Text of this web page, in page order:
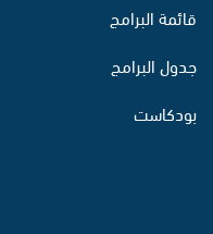
قائمة البرامج
جدول البرامج
بودكاست